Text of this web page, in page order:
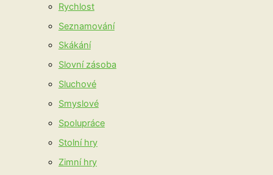
Rychlost
Seznamování
Skákání
Slovní zásoba
Sluchové
Smyslové
Spolupráce
Stolní hry
Zimní hry